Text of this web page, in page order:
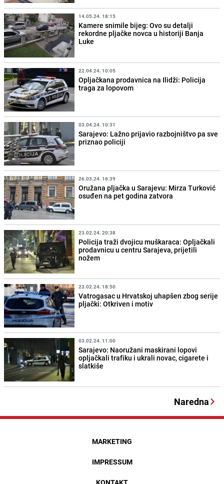
14.05.24. 18:15
Kamere snimile bijeg: Ovo su detalji
rekordne pljačke novca u historiji Banja
Luke
22.04.24. 10:05
Opljačkana prodavnica na Ilidži: Policija
traga za lopovom
03.04.24. 10:31
Sarajevo: Lažno prijavio razbojništvo pa sve
priznao policiji
26.03.24. 16:39
Oružana pljačka u Sarajevu: Mirza Turković
osuđen na pet godina zatvora
23.02.24. 20:38
Policija traži dvojicu muškaraca: Opljačkali
prodavnicu u centru Sarajeva, prijetili
nožem
23.02.24. 18:50
Vatrogasac u Hrvatskoj uhapšen zbog serije
pljački: Otkriven i motiv
03.02.24. 11:00
Sarajevo: Naoružani maskirani lopovi
opljačkali trafiku i ukrali novac, cigarete i
slatkiše
Naredna
MARKETING
IMPRESSUM